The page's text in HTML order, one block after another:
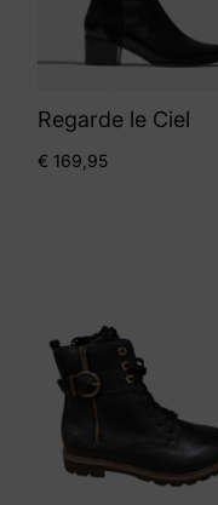
Regarde le Ciel
€ 169,95